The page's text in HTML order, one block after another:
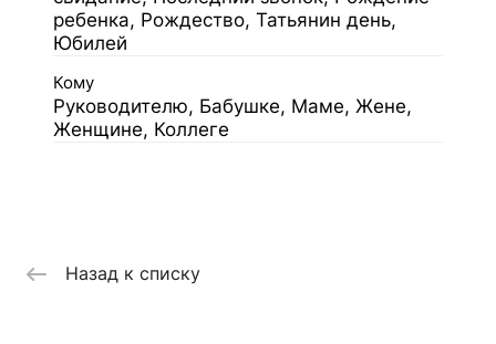
ребенка, Рождество, Татьянин день,
Юбилей
Кому
Руководителю, Бабушке, Маме, Жене,
Женщине, Коллеге
Назад к списку